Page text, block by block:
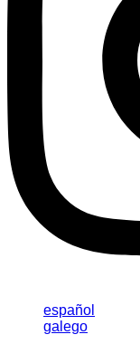
español
galego